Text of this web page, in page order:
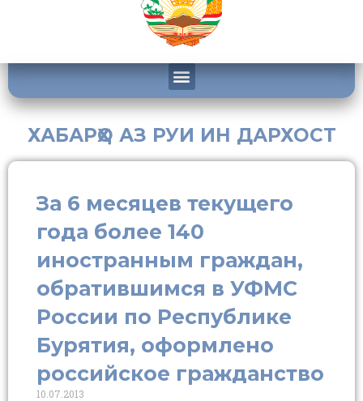
ХАБАРҲО АЗ РУИ ИН ДАРХОСТ
За 6 месяцев текущего
года более 140
иностранным граждан,
обратившимся в УФМС
России по Республике
Бурятия, оформлено
российское гражданство
10.07.2013